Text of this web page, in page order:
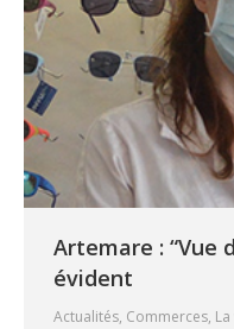
Artemare : “Vue
évident
Actualités, Commerces,